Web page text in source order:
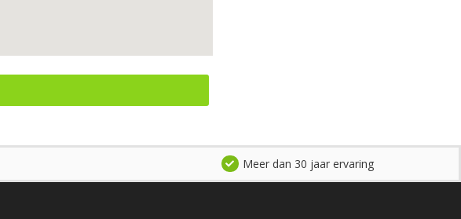
Meer dan 30 jaar ervaring